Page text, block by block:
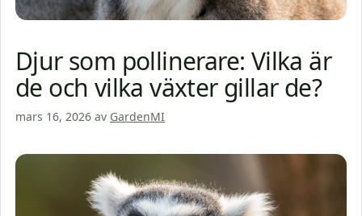
Djur som pollinerare: Vilka är
de och vilka växter gillar de?
mars 16, 2026 av GardenMI